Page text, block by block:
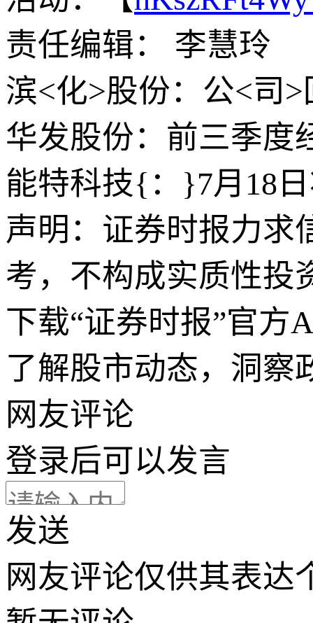
责任编辑： 李慧玲
滨<化>股份：公<司
华发股份：前三季度
能特科技{：}7月18
声明：证券时报力求
考，不构成实质性投
下载“证券时报”官方
了解股市动态，洞察
网友评论
登录后可以发言
发送
网友评论仅供其表达